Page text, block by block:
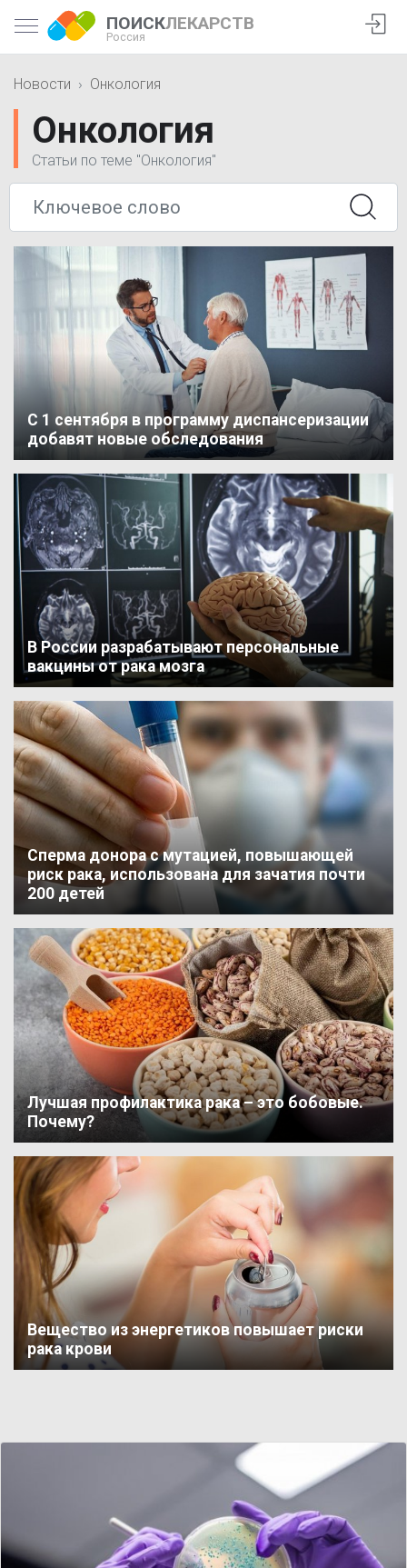
ПОИСКЛЕКАРСТВ
Россия
Новости Онкология
Онкология
Статьи по теме "Онкология"
С 1 сентября в программу диспансеризации
добавят новые обследования
В России разрабатывают персональные
вакцины от рака мозга
Сперма донора с мутацией, повышающей
риск рака, использована для зачатия почти
200 детей
Лучшая профилактика рака – это бобовые.
Почему?
Вещество из энергетиков повышает риски
рака крови